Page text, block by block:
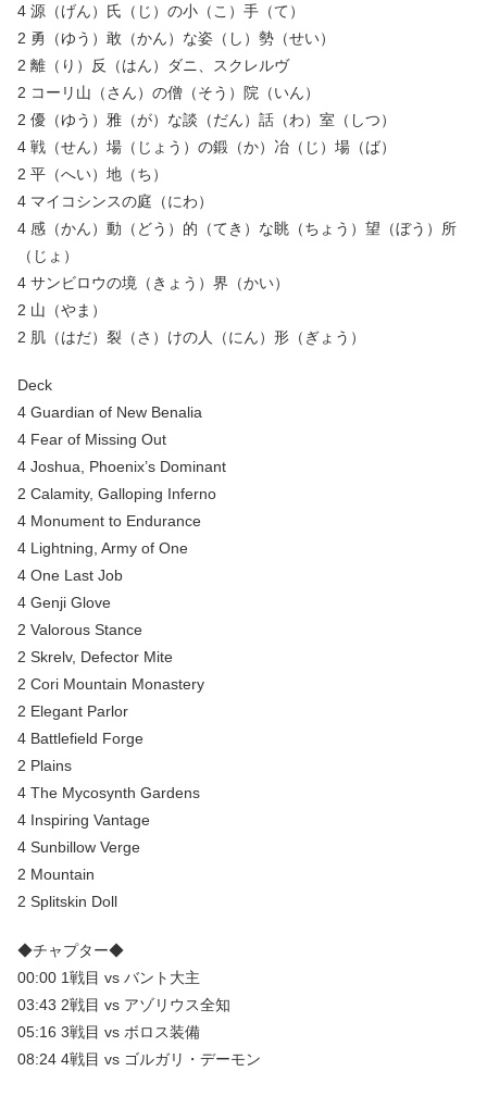
4 源（げん）氏（じ）の小（こ）手（て）
2 勇（ゆう）敢（かん）な姿（し）勢（せい）
2 離（り）反（はん）ダニ、スクレルヴ
2 コーリ山（さん）の僧（そう）院（いん）
2 優（ゆう）雅（が）な談（だん）話（わ）室（しつ）
4 戦（せん）場（じょう）の鍛（か）冶（じ）場（ば）
2 平（へい）地（ち）
4 マイコシンスの庭（にわ）
4 感（かん）動（どう）的（てき）な眺（ちょう）望（ぼう）所
（じょ）
4 サンビロウの境（きょう）界（かい）
2 山（やま）
2 肌（はだ）裂（さ）けの人（にん）形（ぎょう）
Deck
4 Guardian of New Benalia
4 Fear of Missing Out
4 Joshua, Phoenix’s Dominant
2 Calamity, Galloping Inferno
4 Monument to Endurance
4 Lightning, Army of One
4 One Last Job
4 Genji Glove
2 Valorous Stance
2 Skrelv, Defector Mite
2 Cori Mountain Monastery
2 Elegant Parlor
4 Battlefield Forge
2 Plains
4 The Mycosynth Gardens
4 Inspiring Vantage
4 Sunbillow Verge
2 Mountain
2 Splitskin Doll
◆チャプター◆
00:00 1戦目 vs バント大主
03:43 2戦目 vs アゾリウス全知
05:16 3戦目 vs ボロス装備
08:24 4戦目 vs ゴルガリ・デーモン